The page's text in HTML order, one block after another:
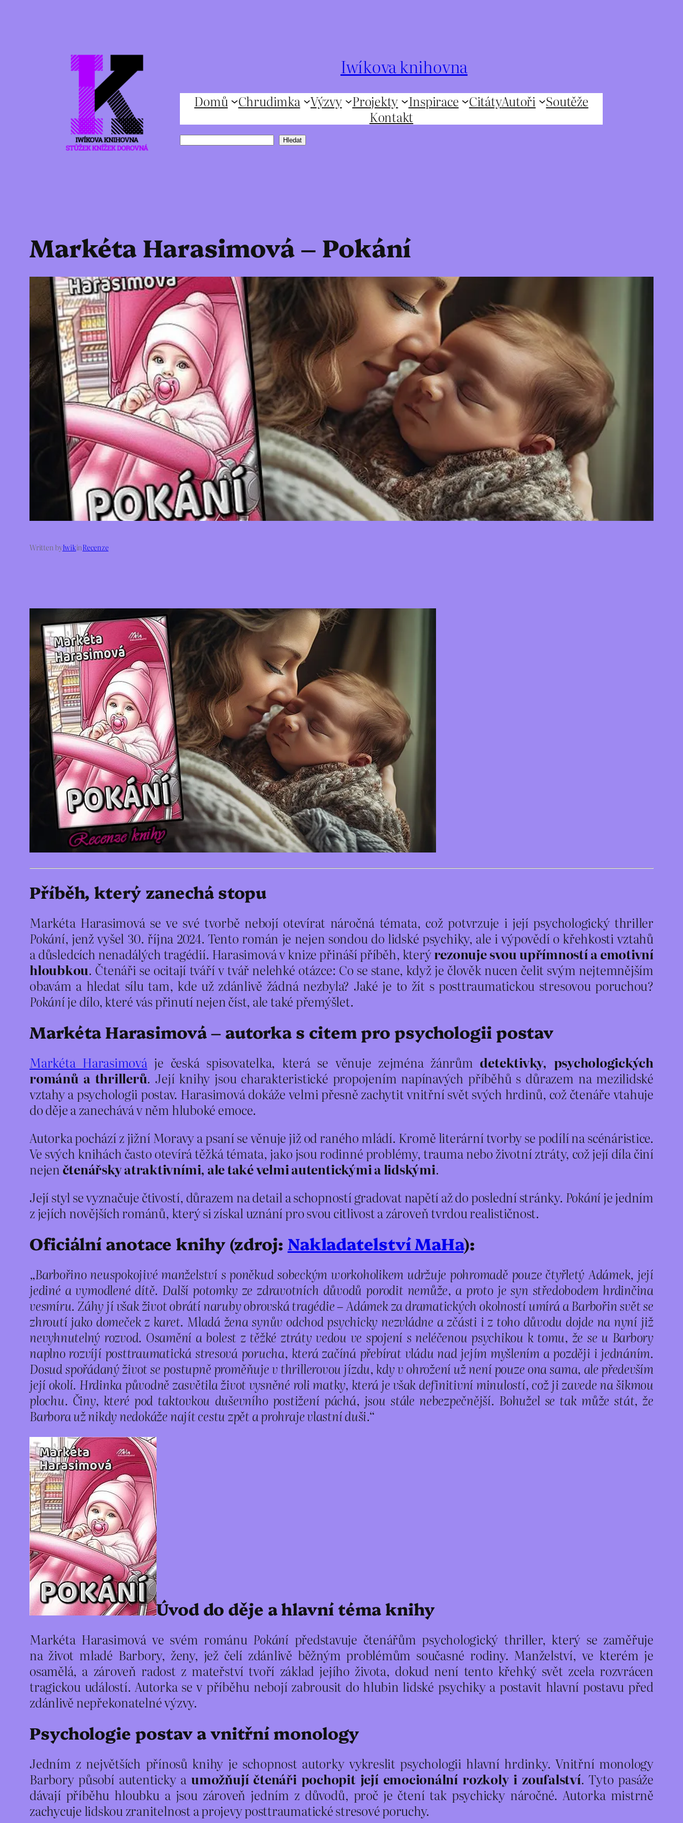
Iwíkova knihovna
Domů Chrudimka Výzvy Projekty Inspirace CitátyAutoři Soutěže
Kontakt
Hledat
Hledat
Markéta Harasimová – Pokání
Written byIwikinRecenze
Příběh, který zanechá stopu
Markéta Harasimová se ve své tvorbě nebojí otevírat náročná témata, což potvrzuje i její psychologický thriller
Pokání, jenž vyšel 30. října 2024. Tento román je nejen sondou do lidské psychiky, ale i výpovědí o křehkosti vztahů
a důsledcích nenadálých tragédií. Harasimová v knize přináší příběh, kterýrezonuje svou upřímností a emotivní
hloubkou. Čtenáři se ocitají tváří v tvář nelehké otázce: Co se stane, když je člověk nucen čelit svým nejtemnějším
obavám a hledat sílu tam, kde už zdánlivě žádná nezbyla? Jaké je to žít s posttraumatickou stresovou poruchou?
Pokáníje dílo, které vás přinutí nejen číst, ale také přemýšlet.
Markéta Harasimová – autorka s citem pro psychologii postav
Markéta Harasimová je česká spisovatelka, která se věnuje zejména žánrům detektivky, psychologických
románů a thrillerů. Její knihy jsou charakteristické propojením napínavých příběhů s důrazem na mezilidské
vztahy a psychologii postav. Harasimová dokáže velmi přesně zachytit vnitřní svět svých hrdinů, což čtenáře vtahuje
do děje a zanechává v něm hluboké emoce.
Autorka pochází z jižní Moravy a psaní se věnuje již od raného mládí. Kromě literární tvorby se podílí na scénáristice.
Ve svých knihách často otevírá těžká témata, jako jsou rodinné problémy, trauma nebo životní ztráty, což její díla činí
nejen čtenářsky atraktivními, ale také velmi autentickými a lidskými.
Její styl se vyznačuje čtivostí, důrazem na detail a schopností gradovat napětí až do poslední stránky. Pokáníje jedním
z jejích novějších románů, který si získal uznání pro svou citlivost a zároveň tvrdou realističnost.
Oficiální anotace knihy (zdroj: Nakladatelství MaHa):
„Barbořino neuspokojivé manželství s poněkud sobeckým workoholikem udržuje pohromadě pouze čtyřletý Adámek, její
jediné a vymodlené dítě. Další potomky ze zdravotních důvodů porodit nemůže, a proto je syn středobodem hrdinčina
vesmíru. Záhy jí však život obrátí naruby obrovská tragédie – Adámek za dramatických okolností umírá a Barbořin svět se
zhroutí jako domeček z karet. Mladá žena synův odchod psychicky nezvládne a zčásti i z toho důvodu dojde na nyní již
nevyhnutelný rozvod. Osamění a bolest z těžké ztráty vedou ve spojení s neléčenou psychikou k tomu, že se u Barbory
naplno rozvíjí posttraumatická stresová porucha, která začíná přebírat vládu nad jejím myšlením a později i jednáním.
Dosud spořádaný život se postupně proměňuje v thrillerovou jízdu, kdy v ohrožení už není pouze ona sama, ale především
její okolí. Hrdinka původně zasvětila život vysněné roli matky, která je však definitivní minulostí, což ji zavede na šikmou
plochu. Činy, které pod taktovkou duševního postižení páchá, jsou stále nebezpečnější. Bohužel se tak může stát, že
Barbora už nikdy nedokáže najít cestu zpět a prohraje vlastní duši.“
Úvod do děje a hlavní téma knihy
Markéta Harasimová ve svém románu Pokánípředstavuje čtenářům psychologický thriller, který se zaměřuje
na život mladé Barbory, ženy, jež čelí zdánlivě běžným problémům současné rodiny. Manželství, ve kterém je
osamělá, a zároveň radost z mateřství tvoří základ jejího života, dokud není tento křehký svět zcela rozvrácen
tragickou událostí. Autorka se v příběhu nebojí zabrousit do hlubin lidské psychiky a postavit hlavní postavu před
zdánlivě nepřekonatelné výzvy.
Psychologie postav a vnitřní monology
Jedním z největších přínosů knihy je schopnost autorky vykreslit psychologii hlavní hrdinky. Vnitřní monology
Barbory působí autenticky aumožňují čtenáři pochopit její emocionální rozkoly i zoufalství. Tyto pasáže
dávají příběhu hloubku a jsou zároveň jedním z důvodů, proč je čtení tak psychicky náročné. Autorka mistrně
zachycuje lidskou zranitelnost a projevy posttraumatické stresové poruchy.